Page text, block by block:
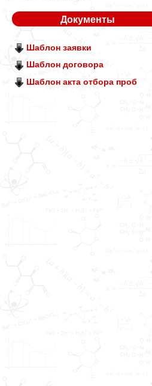
Документы
Шаблон заявки
Шаблон договора
Шаблон акта отбора проб